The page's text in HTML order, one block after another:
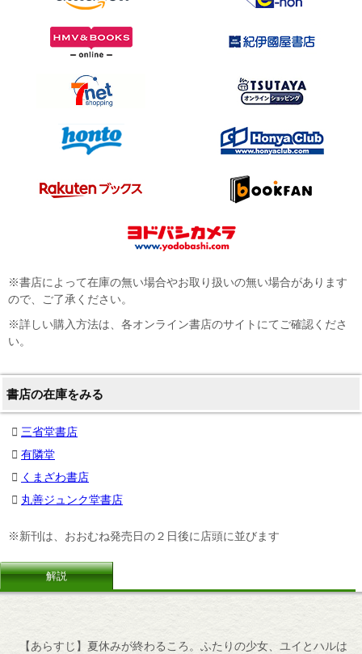
※書店によって在庫の無い場合やお取り扱いの無い場合があります
ので、ご了承ください。
※詳しい購入方法は、各オンライン書店のサイトにてご確認くださ
い。
書店の在庫をみる
三省堂書店
有隣堂
くまざわ書店
丸善ジュンク堂書店
※新刊は、おおむね発売日の２日後に店頭に並びます
解説
【あらすじ】夏休みが終わるころ。ふたりの少女、ユイとハルは